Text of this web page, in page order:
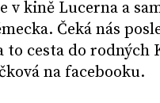
v kině Lucerna a
Čeká nás
to cesta do rodných
na facebooku.